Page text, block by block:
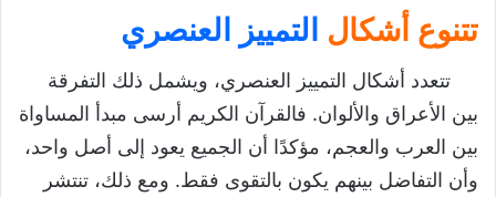
تتنوع أشكال التمييز العنصري
تتعدد أشكال التمييز العنصري، ويشمل ذلك التفرقة
بين الأعراق والألوان. فالقرآن الكريم أرسى مبدأ المساواة
بين العرب والعجم، مؤكدًا أن الجميع يعود إلى أصل واحد،
وأن التفاضل بينهم يكون بالتقوى فقط. ومع ذلك، تنتشر